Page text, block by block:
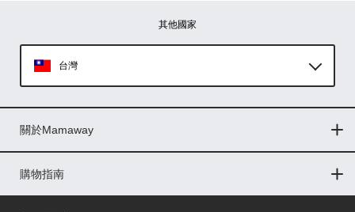
其他國家
台灣
印尼
菲律賓
馬來西亞
關於Mamaway
門市據點
最新消息
品牌故事
人力招募
媒體花絮
隱私權聲明
CSR企業社會責任
購物指南
購物常見問題
退換貨問題
儲值金使用條款
購買儲值金
發票問題
會員權益
線上留言
吸乳器-免費體驗